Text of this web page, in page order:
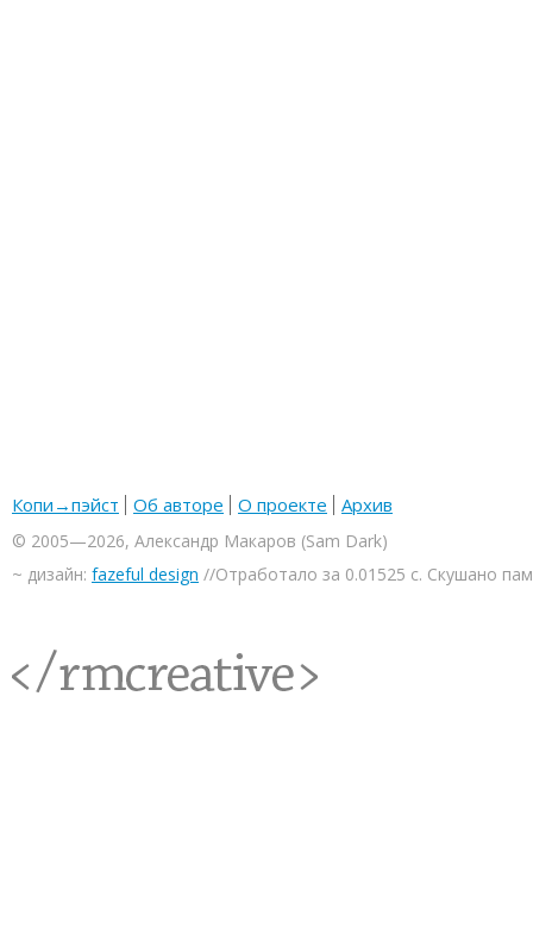
Копи→пэйст Об авторе О проекте Архив
© 2005—2026, Александр Макаров (Sam Dark)
~ дизайн: fazeful design //Отработало за 0.01525 с. Скушано
<rmcreative/>